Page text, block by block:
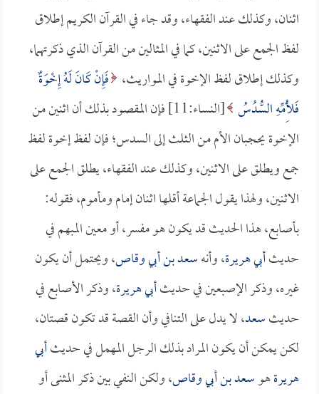
اثنان، وكذلك عند الفقهاء، وقد جاء في القرآن الكريم إطلاق
لفظ الجمع على الاثنين، كما في المثالين من القرآن الذي ذكرتهما،
وكذلك إطلاق لفظ الإخوة في المواريث، فَإِنْ كَانَ لَهُ إِخْوَةٌ
فَلِأُمِّهِ السُّدُسُ
[النساء:11] فإن المقصود بذلك أن اثنين من
الإخوة يحجبان الأم من الثلث إلى السدس؛ فإن لفظ إخوة لفظ
جمع ويطلق على الاثنين، وكذلك عند الفقهاء، يطلق الجمع على
الاثنين، ولهذا يقول الجماعة أقلها اثنان إمام ومأموم، فقوله:
بأصابع، هذا الحديث قد يكون هو مفسر، أو معين المبهم في
حديثأبي هريرة، وأنهسعد بن أبي وقاص، ويحتمل أن يكون
غيره، وذكر الإصبعين في حديثأبي هريرة، وذكر الأصابع في
حديثسعد، لا يدل على التنافي وأن القصة قد تكون قصتان،
لكن يمكن أن يكون المراد بذلك الرجل المهمل في حديثأبي
هريرةهوسعد بن أبي وقاص، ولكن النفي بين ذكر المثنى أو